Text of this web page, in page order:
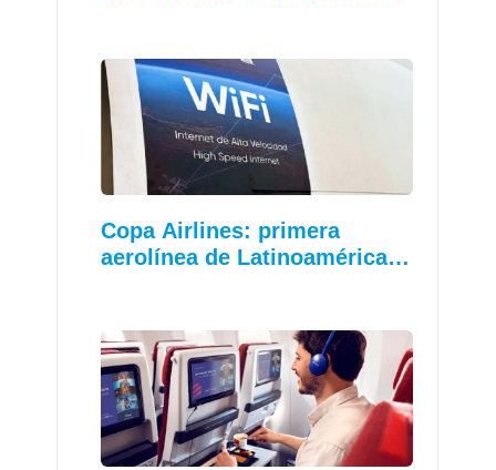
Copa Airlines: primera
aerolínea de Latinoamérica…